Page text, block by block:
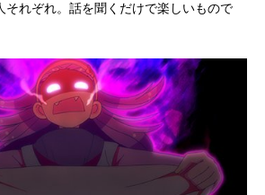
それぞれ。話を聞くだけで楽しいもので